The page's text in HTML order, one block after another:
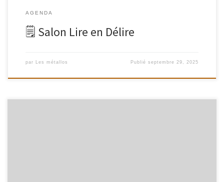
AGENDA
🗒 Salon Lire en Délire
par Les métallos Publiéseptembre 29, 2025